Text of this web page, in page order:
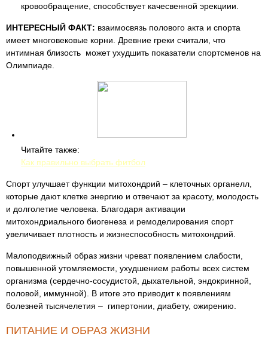
кровообращение, способствует качесвенной эрекциии.
ИНТЕРЕСНЫЙ ФАКТ: взаимосвязь полового акта и спорта
имеет многовековые корни. Древние греки считали, что
интимная близость может ухудшить показатели спортсменов на
Олимпиаде.
Читайте также:
Как правильно выбрать фитбол
Спорт улучшает функции митохондрий – клеточных органелл,
которые дают клетке энергию и отвечают за красоту, молодость
и долголетие человека. Благодаря активации
митохондриального биогенеза и ремоделирования спорт
увеличивает плотность и жизнеспособность митохондрий.
Малоподвижный образ жизни чреват появлением слабости,
повышенной утомляемости, ухудшением работы всех систем
организма (сердечно-сосудистой, дыхательной, эндокринной,
половой, иммунной). В итоге это приводит к появлениям
болезней тысячелетия – гипертонии, диабету, ожирению.
ПИТАНИЕ И ОБРАЗ ЖИЗНИ